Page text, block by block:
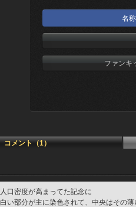
名
ファンキ
コメント（1）
人口密度が高まってた記念に
白い部分が主に染色されて、中央はその